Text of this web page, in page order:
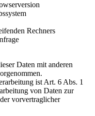
Rechners
Daten mit anderen
ist Art. 6 Abs. 1
von Daten zur
vorvertraglicher